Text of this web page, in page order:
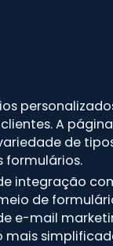
A
de
formulários.
integração
de
e-mail